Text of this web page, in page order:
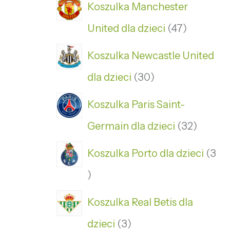
Koszulka Manchester
United dla dzieci 47
Koszulka Newcastle United
dla dzieci 30
Koszulka Paris Saint-
Germain dla dzieci 32
Koszulka Porto dla dzieci 3
Koszulka Real Betis dla
dzieci 3